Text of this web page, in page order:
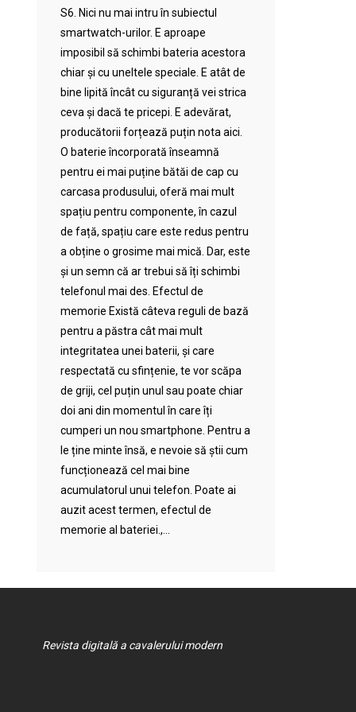
S6. Nici nu mai intru în subiectul
smartwatch-urilor. E aproape
imposibil să schimbi bateria acestora
chiar și cu uneltele speciale. E atât de
bine lipită încât cu siguranță vei strica
ceva și dacă te pricepi. E adevărat,
producătorii forțează puțin nota aici.
O baterie încorporată înseamnă
pentru ei mai puține bătăi de cap cu
carcasa produsului, oferă mai mult
spațiu pentru componente, în cazul
de față, spațiu care este redus pentru
a obține o grosime mai mică. Dar, este
și un semn că ar trebui să îți schimbi
telefonul mai des. Efectul de
memorie Există câteva reguli de bază
pentru a păstra cât mai mult
integritatea unei baterii, și care
respectată cu sfințenie, te vor scăpa
de griji, cel puțin unul sau poate chiar
doi ani din momentul în care îți
cumperi un nou smartphone. Pentru a
le ține minte însă, e nevoie să știi cum
funcționează cel mai bine
acumulatorul unui telefon. Poate ai
auzit acest termen, efectul de
memorie al bateriei.,...
Revista digitală a cavalerului modern